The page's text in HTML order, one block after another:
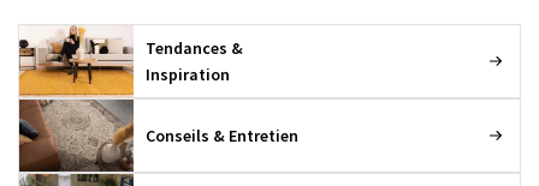
Tendances &
Inspiration
Conseils & Entretien